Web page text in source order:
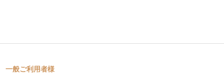
一般ご利用者様